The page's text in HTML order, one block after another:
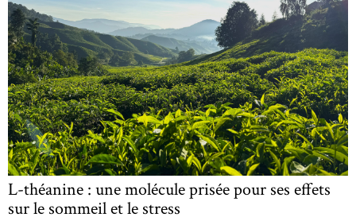
L-théanine : une molécule prisée pour ses effets
sur le sommeil et le stress